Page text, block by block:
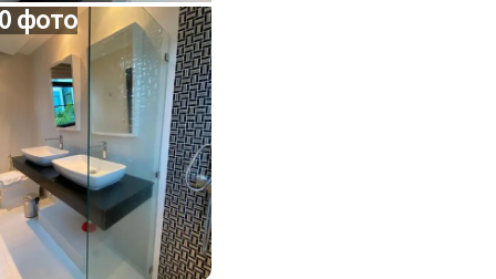
фото